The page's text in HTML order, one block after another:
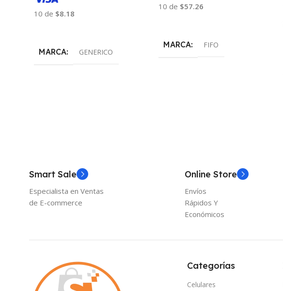
10 de $8.18
MARCA GENERICO
10 de $57.26
MARCA FIFO
Smart Sale
Especialista en Ventas
de E-commerce
Online Store
Envíos
Rápidos Y
Económicos
Categorías
Celulares